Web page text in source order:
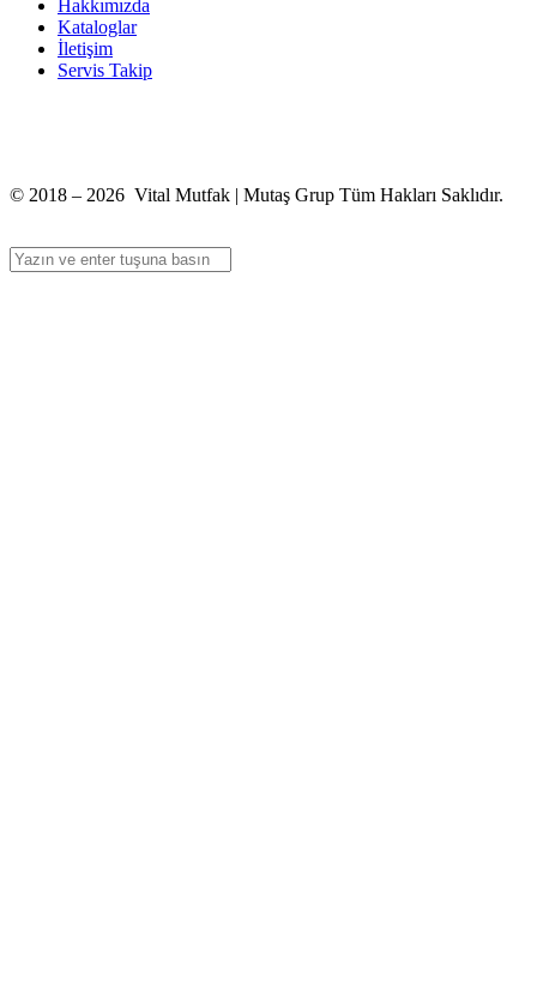
Hakkımızda
Kataloglar
İletişim
Servis Takip
© 2018 – 2026 Vital Mutfak | Mutaş Grup Tüm Hakları Saklıdır.